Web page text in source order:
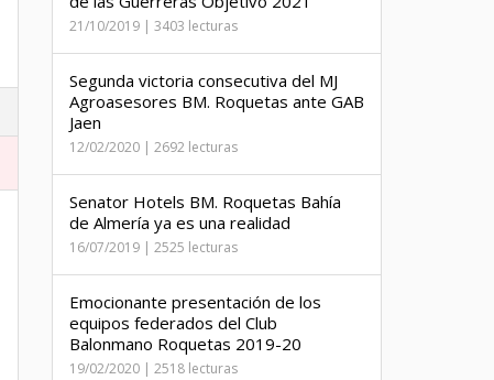
21/10/2019 | 3403 lecturas
Segunda victoria consecutiva del MJ
Agroasesores BM. Roquetas ante GAB
Jaen
12/02/2020 | 2692 lecturas
Senator Hotels BM. Roquetas Bahía
de Almería ya es una realidad
16/07/2019 | 2525 lecturas
Emocionante presentación de los
equipos federados del Club
Balonmano Roquetas 2019-20
19/02/2020 | 2518 lecturas